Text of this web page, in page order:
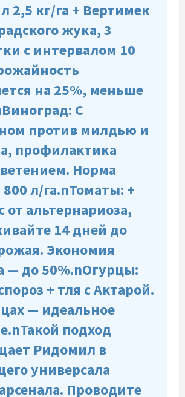
2,5 кг/га + Вертимек
жука, 3
с интервалом 10
на 25%, меньше
С
против милдью и
профилактика
Норма
800 л/га.nТоматы: +
от альтернариоза,
14 дней до
Экономия
— до 50%.nОгурцы:
+ тля с Актарой.
— идеальное
подход
Ридомил в
универсала
Проводите